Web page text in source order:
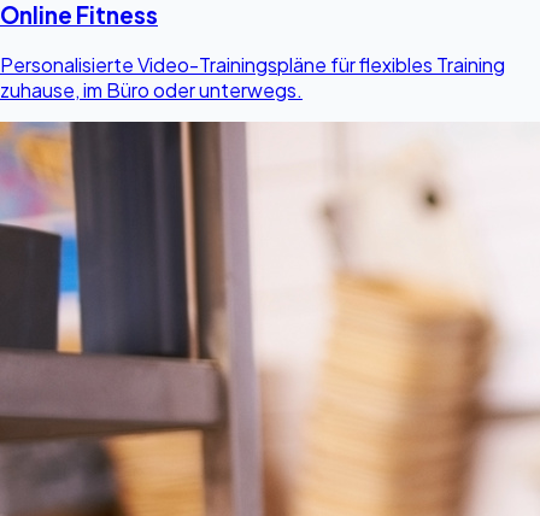
Online Fitness
Personalisierte Video-Trainingspläne für flexibles Training
zuhause, im Büro oder unterwegs.